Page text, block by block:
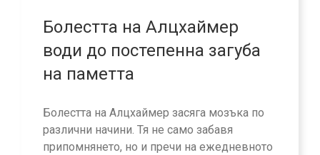
Болестта на Алцхаймер
води до постепенна загуба
на паметта
Болестта на Алцхаймер засяга мозъка по
различни начини. Тя не само забавя
припомнянето, но и пречи на ежедневното